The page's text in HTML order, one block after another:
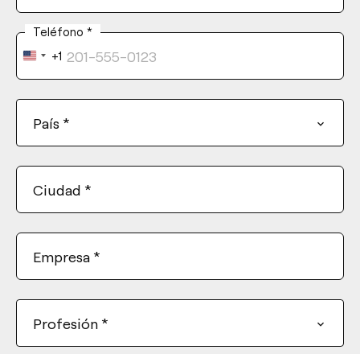
Teléfono *
United
States
+1
País *
Ciudad *
Empresa *
Profesión *